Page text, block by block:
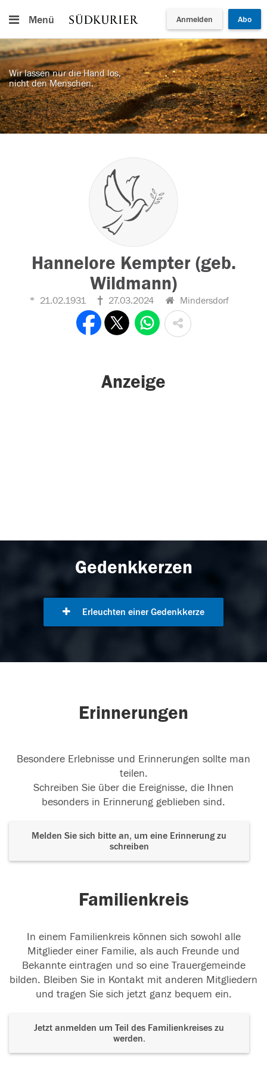
Menü Anmelden Abo
Wir lassen nur die Hand los,
nicht den Menschen.
Hannelore Kempter (geb.
Wildmann)
21.02.1931 27.03.2024 Mindersdorf
Anzeige
Gedenkkerzen
Erleuchten einer Gedenkkerze
Erinnerungen
Besondere Erlebnisse und Erinnerungen sollte man
teilen.
Schreiben Sie über die Ereignisse, die Ihnen
besonders in Erinnerung geblieben sind.
Melden Sie sich bitte an, um eine Erinnerung zu
schreiben
Familienkreis
In einem Familienkreis können sich sowohl alle
Mitglieder einer Familie, als auch Freunde und
Bekannte eintragen und so eine Trauergemeinde
bilden. Bleiben Sie in Kontakt mit anderen Mitgliedern
und tragen Sie sich jetzt ganz bequem ein.
Jetzt anmelden um Teil des Familienkreises zu
werden.